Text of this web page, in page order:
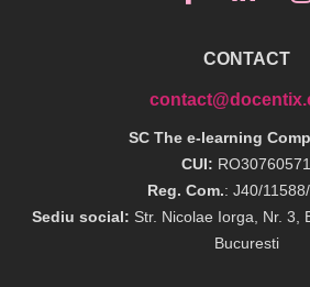
CONTACT
SC The e-learning
CUI: RO30760571
Reg. Com.: J40/
Sediu social: Str. Nicolae Iorga, Nr. 3,
Bucuresti